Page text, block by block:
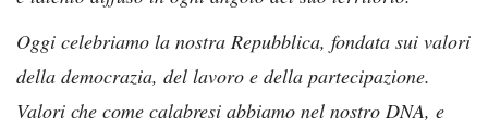
Oggi celebriamo la nostra Repubblica, fondata sui valori
della democrazia, del lavoro e della partecipazione.
Valori che come calabresi abbiamo nel nostro DNA, e